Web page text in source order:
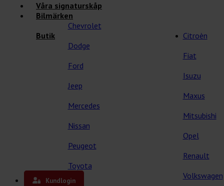
Våra signaturskåp
Bilmärken
Chevrolet
Citroèn
Dodge
Fiat
Ford
Isuzu
Jeep
Maxus
Mercedes
Mitsubishi
Nissan
Opel
Peugeot
Renault
Toyota
Volkswagen
Butik
Våra kåpor
Kundlogin